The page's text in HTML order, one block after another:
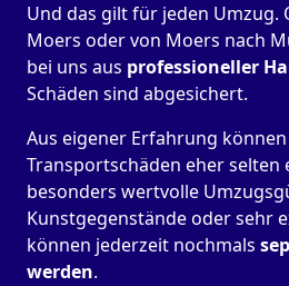
Und das gilt für jeden Umzug.
Moers oder von Moers nach
bei uns aus professioneller
Schäden sind abgesichert.
Aus eigener Erfahrung
Transportschäden eher selten
besonders wertvolle
Kunstgegenstände oder sehr
können jederzeit nochmals
werden.